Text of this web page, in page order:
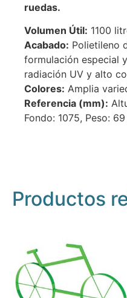
ruedas.
Volumen Útil: 1100
Acabado: Polietileno
formulación especial
radiación UV y alto
Colores: Amplia
Referencia (mm):
Fondo: 1075, Peso: 69
Productos